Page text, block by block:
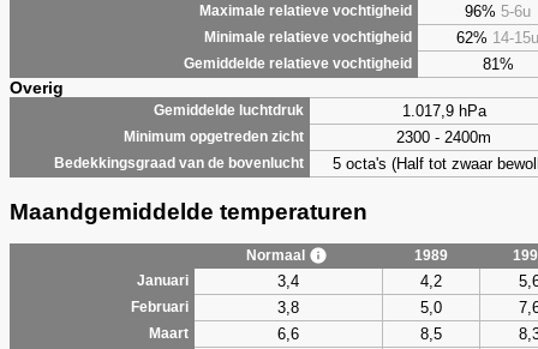
Maximale relatieve vochtigheid 96% 5-6u
Minimale relatieve vochtigheid 62% 14-15u
Gemiddelde relatieve vochtigheid 81%
Overig
Gemiddelde luchtdruk 1.017,9 hPa
Minimum opgetreden zicht 2300 - 2400m
Bedekkingsgraad van de bovenlucht 5 octa's (Half tot zwaar
Maandgemiddelde temperaturen
Normaal 1989
Januari
3,4 4,2
Februari 3,8 5,0
Maart 6,6 8,5